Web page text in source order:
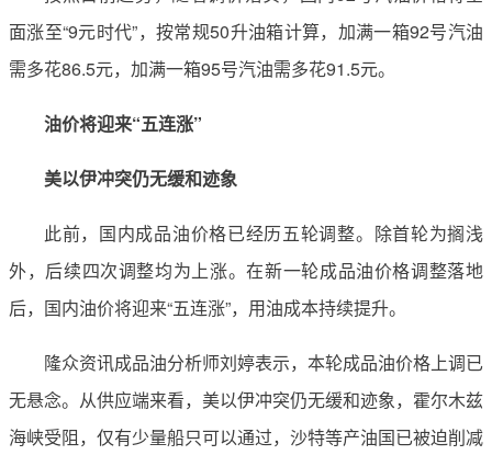
面涨至“9元时代”，按常规50升油箱计算，加满一箱92号汽油
需多花86.5元，加满一箱95号汽油需多花91.5元。
油价将迎来“五连涨”
美以伊冲突仍无缓和迹象
此前，国内成品油价格已经历五轮调整。除首轮为搁浅
外，后续四次调整均为上涨。在新一轮成品油价格调整落地
后，国内油价将迎来“五连涨”，用油成本持续提升。
隆众资讯成品油分析师刘婷表示，本轮成品油价格上调已
无悬念。从供应端来看，美以伊冲突仍无缓和迹象，霍尔木兹
海峡受阻，仅有少量船只可以通过，沙特等产油国已被迫削减